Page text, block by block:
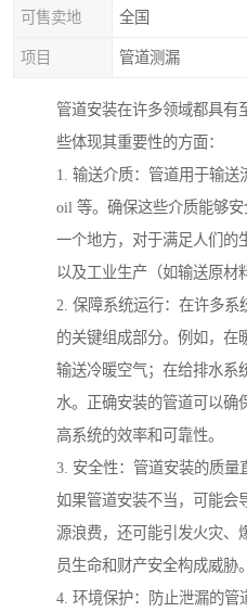
可售卖地 全国
项目 管道测漏
管道安装在许多领域都具有
些体现其重要性的方面：
1. 输送介质：管道用于输送
oil 等。确保这些介质能够
一个地方，对于满足人们的
以及工业生产（如输送原材
2. 保障系统运行：在许多系
的关键组成部分。例如，在
输送冷暖空气；在给排水系
水。正确安装的管道可以确
高系统的效率和可靠性。
3. 安全性：管道安装的质量
如果管道安装不当，可能会
源浪费，还可能引发火灾、
员生命和财产安全构成威胁。
4. 环境保护：防止泄漏的管